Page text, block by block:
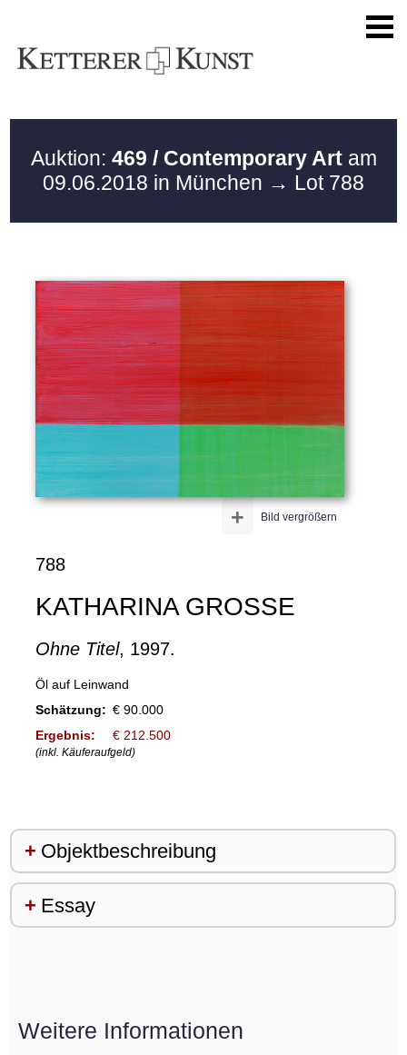
Auktion: 469 / Contemporary Artam
09.06.2018 in München → Lot 788
Bild vergrößern
+
788
KATHARINA GROSSE
Ohne Titel, 1997.
Öl auf Leinwand
Schätzung: € 90.000
Ergebnis:
€ 212.500
(inkl. Käuferaufgeld)
Objektbeschreibung
Essay
Weitere Informationen